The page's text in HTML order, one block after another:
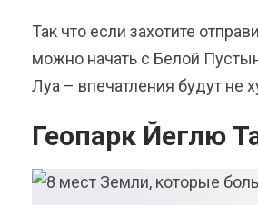
Так что если захотите
можно начать с Белой
Луа – впечатления будут не
Геопарк Йеглю